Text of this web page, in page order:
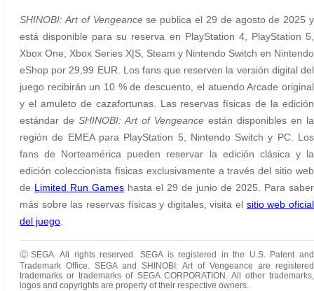
SHINOBI: Art of Vengeancese publica el 29 de agosto de 2025 y
está disponible para su reserva en PlayStation 4, PlayStation 5,
Xbox One, Xbox Series X|S, Steam y Nintendo Switch en Nintendo
eShop por 29,99 EUR. Los fans que reserven la versión digital del
juego recibirán un 10 % de descuento, el atuendo Arcade original
y el amuleto de cazafortunas. Las reservas físicas de la edición
estándar de SHINOBI: Art of Vengeance están disponibles en la
región de EMEA para PlayStation 5, Nintendo Switch y PC. Los
fans de Norteamérica pueden reservar la edición clásica y la
edición coleccionista físicas exclusivamente a través del sitio web
de Limited Run Games hasta el 29 de junio de 2025. Para saber
más sobre las reservas físicas y digitales, visita el sitio web oficial
del juego
ⒸSEGA. All rights reserved. SEGA is registered in the U.S. Patent and
Trademark Office. SEGA and SHINOBI: Art of Vengeance are registered
trademarks or trademarks of SEGA CORPORATION. All other trademarks,
logos and copyrights are property of their respective owners.